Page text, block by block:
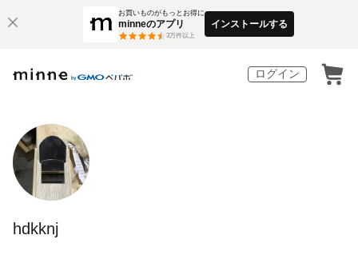
お買いものがもっとお得に
minneのアプリ
3万件以上
インストールする
ログイン
hdkknj